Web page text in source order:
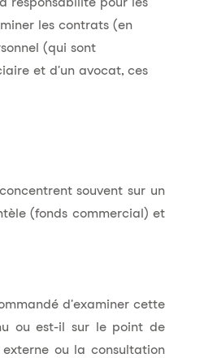
les contrats (en
(qui sont
et d'un avocat, ces
souvent sur un
(fonds commercial) et
d'examiner cette
ou est-il sur le point de
ou la consultation